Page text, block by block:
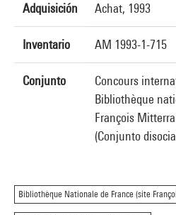
Adquisición Achat, 1993
Inventario AM 1993-1-715
Conjunto
Concours
Bibliothèque
François
(Conjunto
Bibliothèque Nationale de France (site